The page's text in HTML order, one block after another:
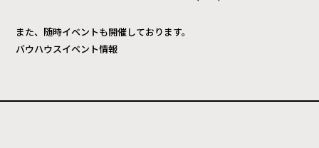
また、随時イベントも開催しております。
バウハウスイベント情報